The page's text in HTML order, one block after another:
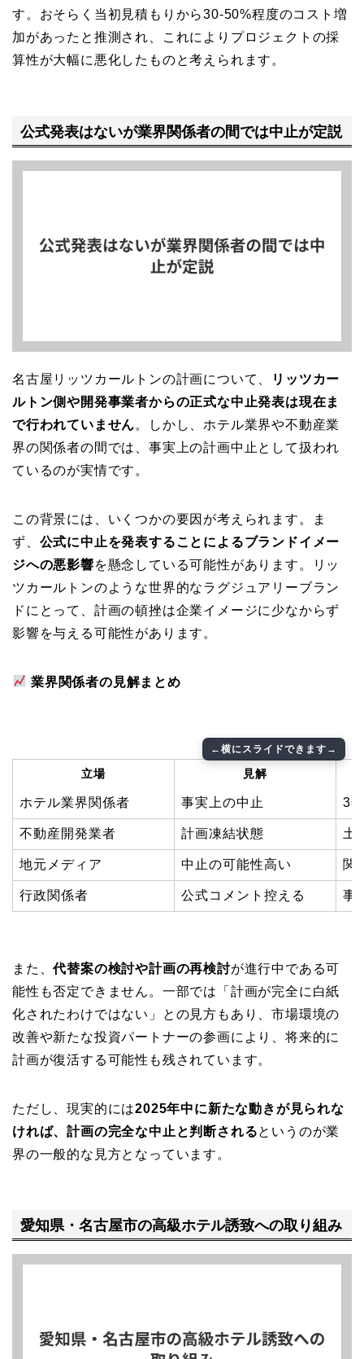
す。おそらく当初見積もりから30-50%程度のコスト増
加があったと推測され、これによりプロジェクトの採
算性が大幅に悪化したものと考えられます。
公式発表はないが業界関係者の間では中止が定説
名古屋リッツカールトンの計画について、
リッツカー
ルトン側や開発事業者からの正式な中止発表は現在ま
で行われていません。しかし、ホテル業界や不動産業
界の関係者の間では、事実上の計画中止として扱われ
ているのが実情です。
この背景には、いくつかの要因が考えられます。ま
ず、 公式に中止を発表することによるブランドイメー
ジへの悪影響を懸念している可能性があります。リッ
ツカールトンのような世界的なラグジュアリーブラン
ドにとって、計画の頓挫は企業イメージに少なからず
影響を与える可能性があります。
業界関係者の見解まとめ
立場 見解
ホテル業界関係者 事実上の中止 3
不動産開発業者 計画凍結状態 土
地元メディア 中止の可能性高い 関
行政関係者 公式コメント控える 事
また、代替案の検討や計画の再検討が進行中である可
能性も否定できません。一部では「計画が完全に白紙
化されたわけではない」との見方もあり、市場環境の
改善や新たな投資パートナーの参画により、将来的に
計画が復活する可能性も残されています。
ただし、現実的には2025年中に新たな動きが見られな
ければ、計画の完全な中止と判断されるというのが業
界の一般的な見方となっています。
愛知県・名古屋市の高級ホテル誘致への取り組み